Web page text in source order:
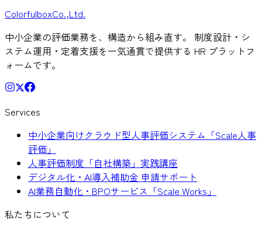
ColorfulboxCo.,Ltd.
中小企業の評価業務を、構造から組み直す。 制度設計・シ
ステム運用・定着支援を一気通貫で提供する HR プラットフ
ォームです。
Services
中小企業向けクラウド型人事評価システム「Scale人事
評価」
人事評価制度「自社構築」実践講座
デジタル化・AI導入補助金 申請サポート
AI業務自動化・BPOサービス「Scale Works」
私たちについて